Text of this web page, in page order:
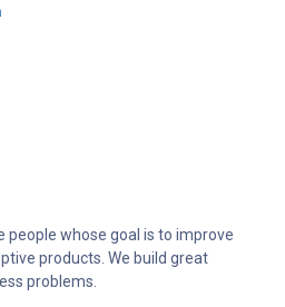
people whose goal is to improve
products. We build great
problems.